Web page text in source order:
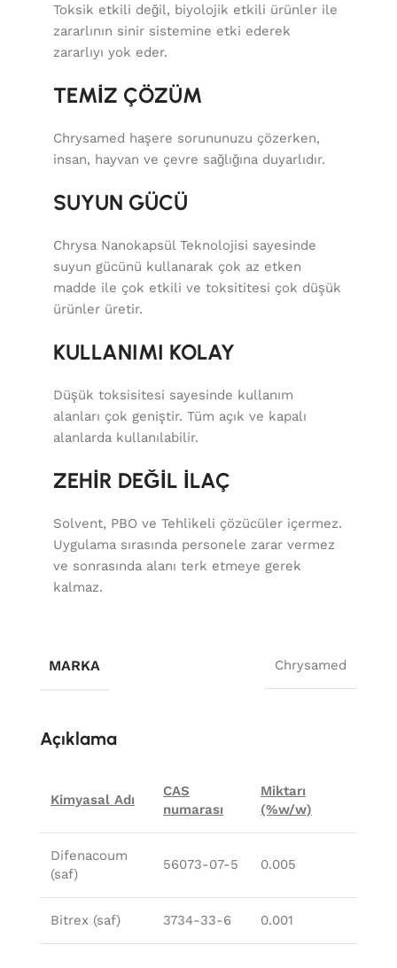
Toksik etkili değil, biyolojik etkili ürünler ile
zararlının sinir sistemine etki ederek
zararlıyı yok eder.
TEMİZ ÇÖZÜM
Chrysamed haşere sorununuzu çözerken,
insan, hayvan ve çevre sağlığına duyarlıdır.
SUYUN GÜCÜ
Chrysa Nanokapsül Teknolojisi sayesinde
suyun gücünü kullanarak çok az etken
madde ile çok etkili ve toksititesi çok düşük
ürünler üretir.
KULLANIMI KOLAY
Düşük toksisitesi sayesinde kullanım
alanları çok geniştir. Tüm açık ve kapalı
alanlarda kullanılabilir.
ZEHİR DEĞİL İLAÇ
Solvent, PBO ve Tehlikeli çözücüler içermez.
Uygulama sırasında personele zarar vermez
ve sonrasında alanı terk etmeye gerek
kalmaz.
MARKA Chrysamed
Açıklama
Kimyasal Adı
CAS
numarası
Miktarı
(%w/w)
Difenacoum
(saf)
56073-07-5 0.005
Bitrex (saf) 3734-33-6 0.001